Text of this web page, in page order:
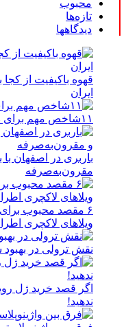
محبوب
تازه‌ها
دیدگاهها
ایران
۱۱شاخص مهم برای درمان اعتیاد با کیفیت بالا
باربری در اصفهان
مقرون‌به‌صرفه
۶ مقصد محبوب برای
ویلاهای لاکچری
نقش ترولی در
اگر قصد خرید ژل
ندهید!